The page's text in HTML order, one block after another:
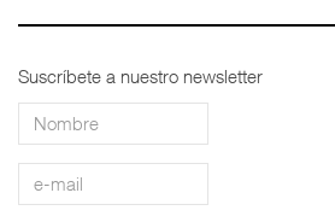
Suscríbete a nuestro newsletter